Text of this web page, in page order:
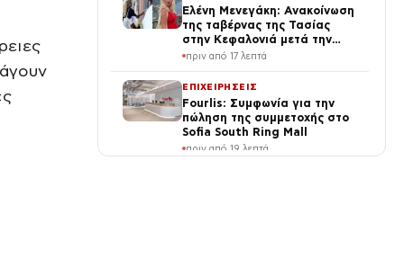
Ελένη Μενεγάκη: Ανακοίνωση
της ταβέρνας της Τασίας
στην Κεφαλονιά μετά την
επίσκεψή της
πριν από 17 λεπτά
ΕΠΙΧΕΙΡΗΣΕΙΣ
Fourlis: Συμφωνία για την
πώληση της συμμετοχής στο
Sofia South Ring Mall
πριν από 19 λεπτά